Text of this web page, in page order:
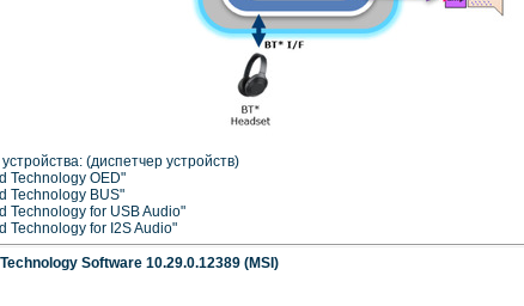
(диспетчер устройств)
Technology OED"
Technology BUS"
Technology for USB Audio"
Technology for I2S Audio"
Software 10.29.0.12389 (MSI)